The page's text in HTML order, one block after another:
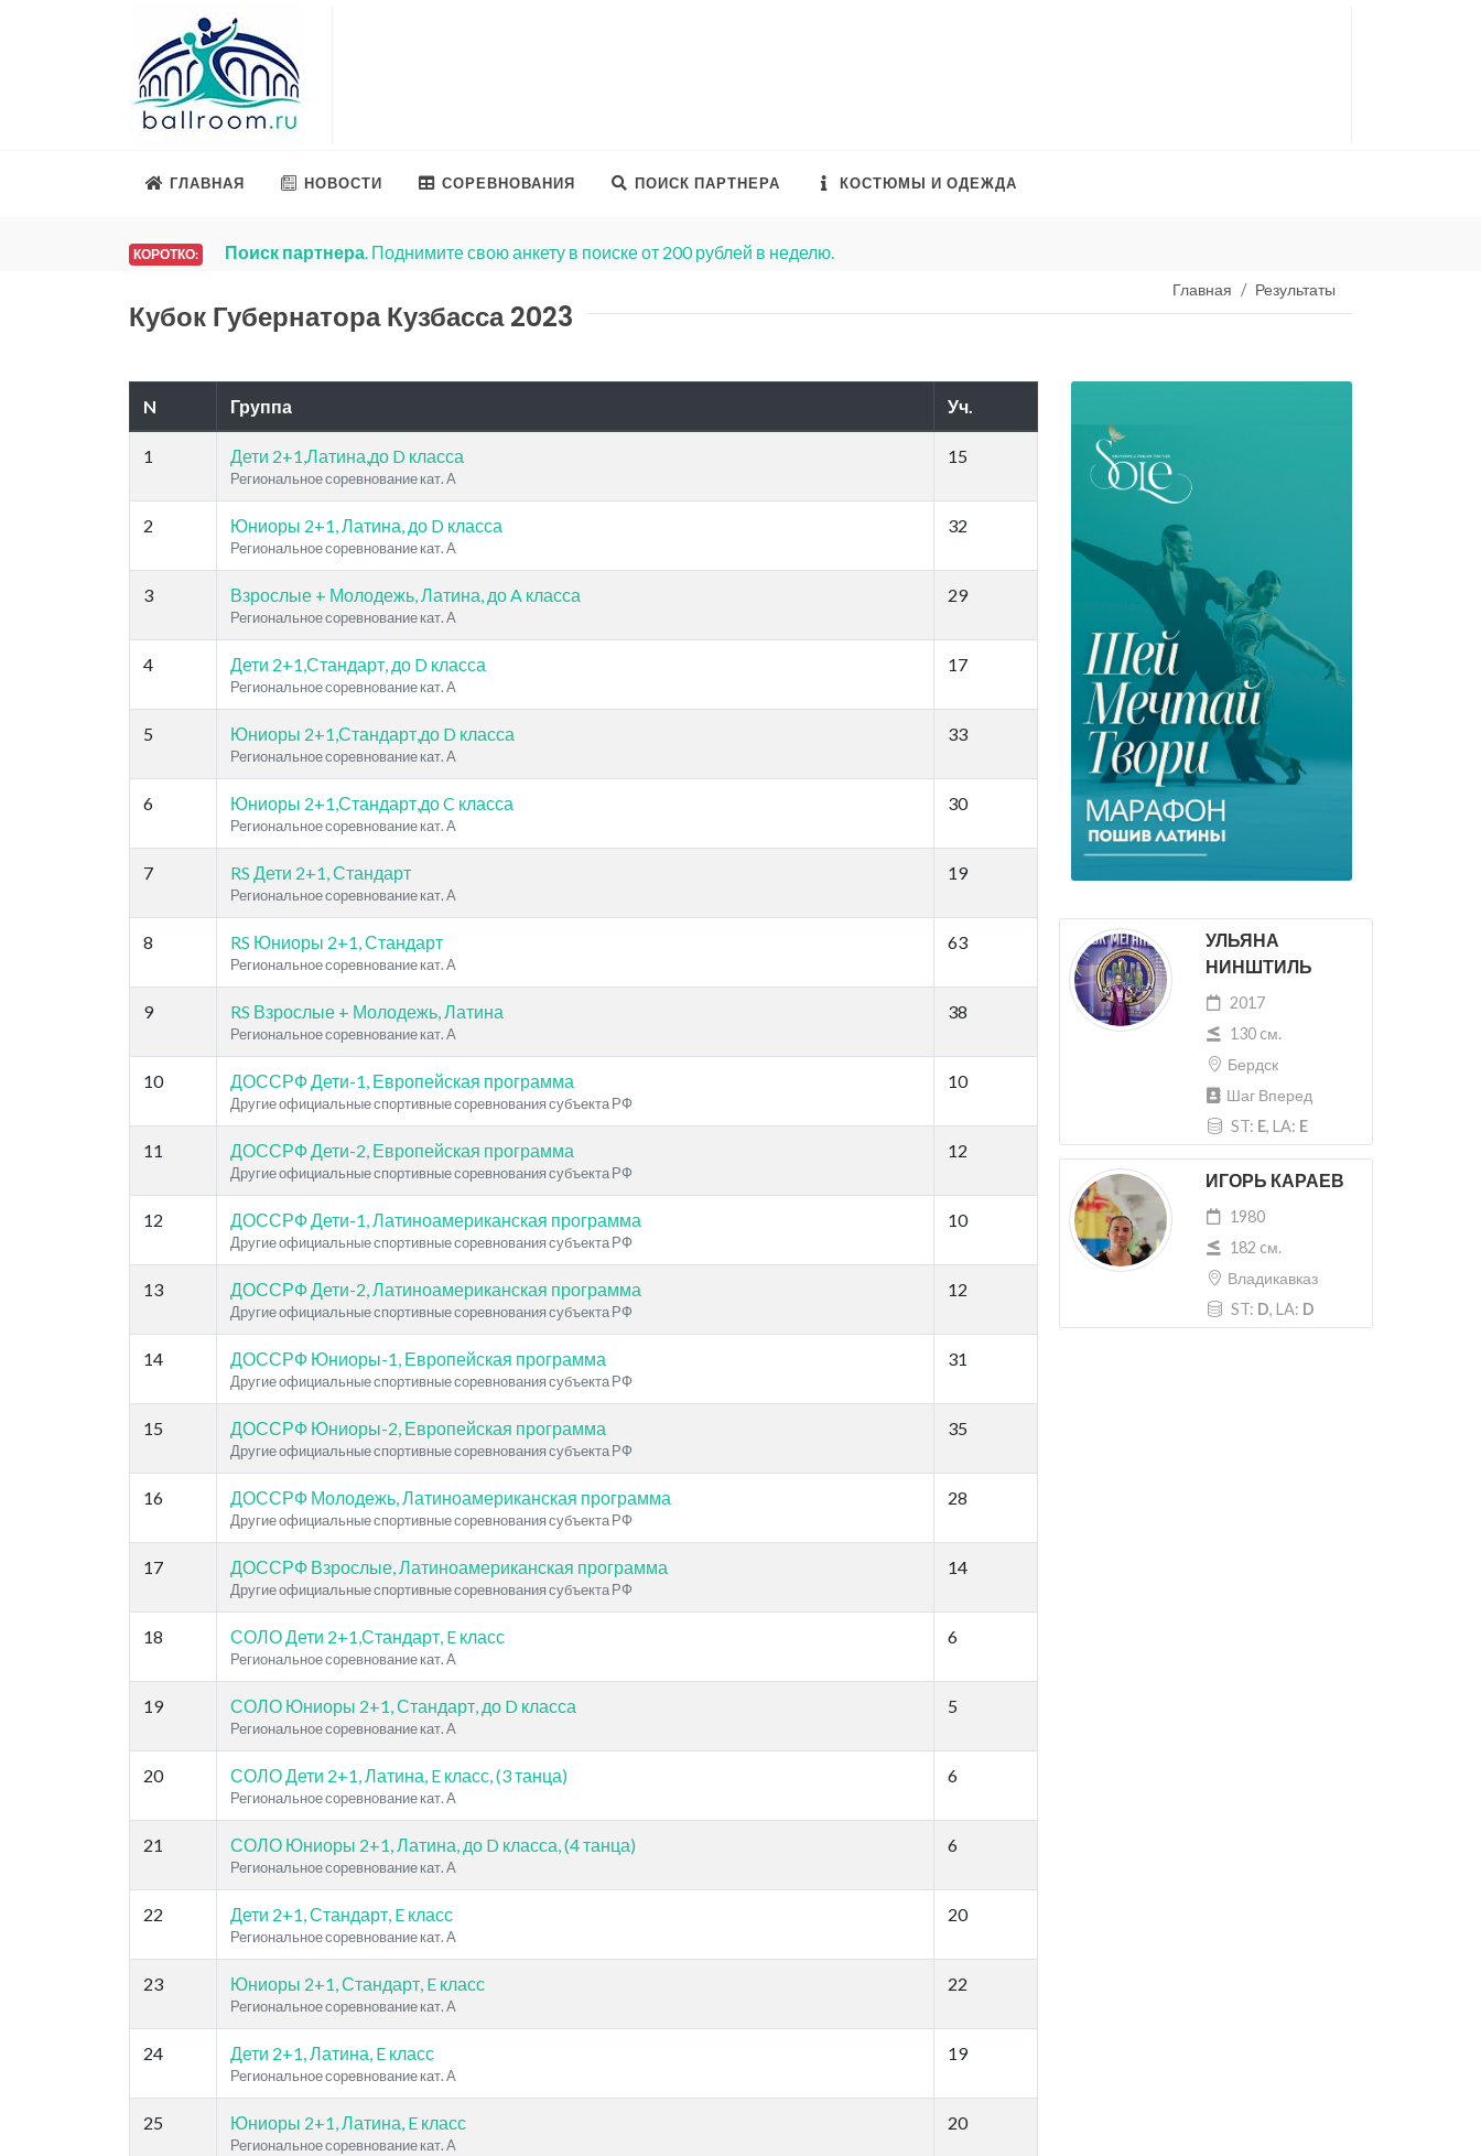
ГЛАВНАЯ НОВОСТИ СОРЕВНОВАНИЯ ПОИСК ПАРТНЕРА КОСТЮМЫ И ОДЕЖДА
КОРОТКО: Поиск партнера. Поднимите свою анкету в поиске от 200 рублей в неделю.
Главная Результаты
Кубок Губернатора Кузбасса 2023
УЛЬЯНА
НИНШТИЛЬ
2017
130 cм.
Бердск
Шаг Вперед
ST: E, LA: E
ИГОРЬ КАРАЕВ
1980
182 cм.
Владикавказ
ST: D, LA: D
N Группа Уч.
1 Дети 2+1,Латина,до D класса
Региональное соревнование кат. A
15
2 Юниоры 2+1, Латина, до D класса
Региональное соревнование кат. A
32
3 Взрослые + Молодежь, Латина, до A класса
Региональное соревнование кат. A
29
4 Дети 2+1,Стандарт, до D класса
Региональное соревнование кат. A
17
5 Юниоры 2+1,Стандарт,до D класса
Региональное соревнование кат. A
33
6 Юниоры 2+1,Стандарт,до C класса
Региональное соревнование кат. A
30
7 RS Дети 2+1, Стандарт
Региональное соревнование кат. A
19
8 RS Юниоры 2+1, Стандарт
Региональное соревнование кат. A
63
9 RS Взрослые + Молодежь, Латина
Региональное соревнование кат. A
38
10 ДОССРФ Дети-1, Европейская программа
Другие официальные спортивные соревнования субъекта РФ
10
11 ДОССРФ Дети-2, Европейская программа
Другие официальные спортивные соревнования субъекта РФ
12
12 ДОССРФ Дети-1, Латиноамериканская программа
Другие официальные спортивные соревнования субъекта РФ
10
13 ДОССРФ Дети-2, Латиноамериканская программа
Другие официальные спортивные соревнования субъекта РФ
12
14 ДОССРФ Юниоры-1, Европейская программа
Другие официальные спортивные соревнования субъекта РФ
31
15 ДОССРФ Юниоры-2, Европейская программа
Другие официальные спортивные соревнования субъекта РФ
35
16 ДОССРФ Молодежь, Латиноамериканская программа
Другие официальные спортивные соревнования субъекта РФ
28
17 ДОССРФ Взрослые, Латиноамериканская программа
Другие официальные спортивные соревнования субъекта РФ
14
18 СОЛО Дети 2+1,Стандарт, E класс
Региональное соревнование кат. A
6
19 СОЛО Юниоры 2+1, Стандарт, до D класса
Региональное соревнование кат. A
5
20 СОЛО Дети 2+1, Латина, E класс, (3 танца)
Региональное соревнование кат. A
6
21 СОЛО Юниоры 2+1, Латина, до D класса, (4 танца)
Региональное соревнование кат. A
6
22 Дети 2+1, Стандарт, E класс
Региональное соревнование кат. A
20
23 Юниоры 2+1, Стандарт, E класс
Региональное соревнование кат. A
22
24 Дети 2+1, Латина, E класс
Региональное соревнование кат. A
19
25 Юниоры 2+1, Латина, E класс
Региональное соревнование кат. A
20